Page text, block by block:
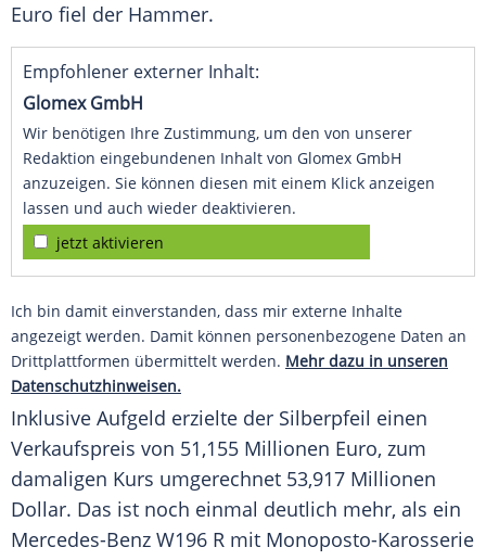
Euro fiel der Hammer.
Empfohlener externer Inhalt:
Glomex GmbH
Wir benötigen Ihre Zustimmung, um den von unserer
Redaktion eingebundenen Inhalt von Glomex GmbH
anzuzeigen. Sie können diesen mit einem Klick anzeigen
lassen und auch wieder deaktivieren.
jetzt aktivieren
Ich bin damit einverstanden, dass mir externe Inhalte
angezeigt werden. Damit können personenbezogene Daten an
Drittplattformen übermittelt werden. Mehr dazu in unseren
Datenschutzhinweisen.
Inklusive Aufgeld erzielte der Silberpfeil einen
Verkaufspreis von 51,155 Millionen Euro, zum
damaligen Kurs umgerechnet 53,917 Millionen
Dollar. Das ist noch einmal deutlich mehr, als ein
Mercedes-Benz W196 R mit Monoposto-Karosserie